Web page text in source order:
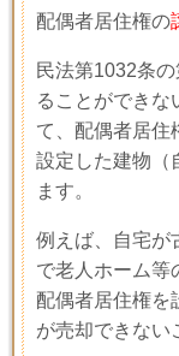
配偶者居住権の
民法第1032条の
ることができな
て、配偶者居住
設定した建物（
ます。
例えば、自宅が
で老人ホーム等
配偶者居住権を
が売却できない